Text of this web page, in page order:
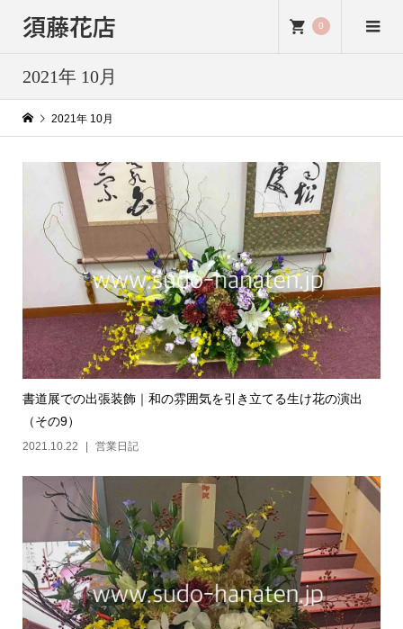
須藤花店 0
2021年 10月
2021年 10月
書道展での出張装飾｜和の雰囲気を引き立てる生け花の演出
（その9）
2021.10.22 営業日記